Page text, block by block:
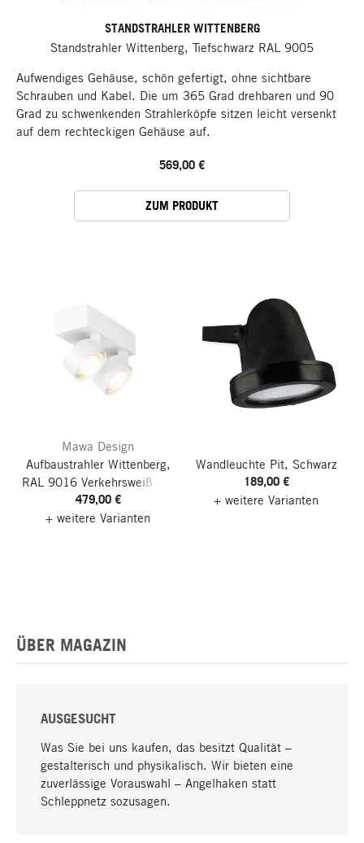
STANDSTRAHLER WITTENBERG
Standstrahler Wittenberg, Tiefschwarz RAL 9005
Aufwendiges Gehäuse, schön gefertigt, ohne sichtbare
Schrauben und Kabel. Die um 365 Grad drehbaren und 90
Grad zu schwenkenden Strahlerköpfe sitzen leicht versenkt
auf dem rechteckigen Gehäuse auf.
569,00 €
ZUM PRODUKT
Mawa Design
Aufbaustrahler Wittenberg,
RAL 9016 Verkehrsweiß4.0
- Rechteck
479,00 €
+ weitere Varianten
Wandleuchte Pit, Schwarz
189,00 €
+ weitere Varianten
ÜBER MAGAZIN
AUSGESUCHT
Was Sie bei uns kaufen, das besitzt Qualität –
gestalterisch und physikalisch. Wir bieten eine
zuverlässige Vorauswahl – Angelhaken statt
Schleppnetz sozusagen.